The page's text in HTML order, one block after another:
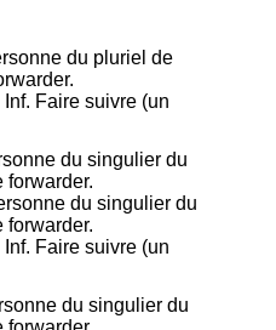
du pluriel de
Inf. Faire suivre (un
du singulier du
forwarder.
du singulier du
forwarder.
Inf. Faire suivre (un
du singulier du